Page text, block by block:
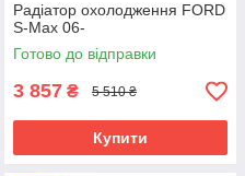
Радіатор охолодження FORD
S-Max 06-
Готово до відправки
3 857 ₴ 5 510 ₴
Купити